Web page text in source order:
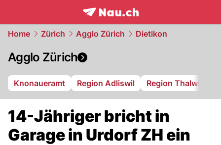
frontpage.NAU.ch
Home Zürich Agglo Zürich Dietikon
Agglo Zürich
Knonaueramt Region Adliswil Region Thalwil
14-Jähriger bricht in
Garage in Urdorf ZH ein